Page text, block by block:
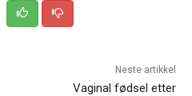
Neste artikkel
Vaginal fødsel etter